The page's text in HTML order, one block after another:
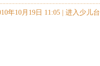
年10月19日 11:05 | 进入少儿台